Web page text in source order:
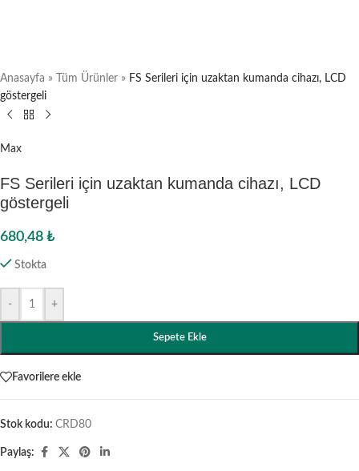
Anasayfa » Tüm Ürünler » FS Serileri için uzaktan kumanda cihazı, LCD
göstergeli
Max
FS Serileri için uzaktan kumanda cihazı, LCD
göstergeli
680,48 ₺
Stokta
- +
Sepete Ekle
Favorilere ekle
Stok kodu: CRD80
Paylaş: